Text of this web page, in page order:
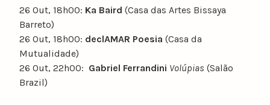
26 Out, 18h00: Ka Baird (Casa das Artes Bissaya
Barreto)
26 Out, 18h00: declAMAR Poesia (Casa da
Mutualidade)
26 Out, 22h00: Gabriel Ferrandini Volúpias (Salão
Brazil)